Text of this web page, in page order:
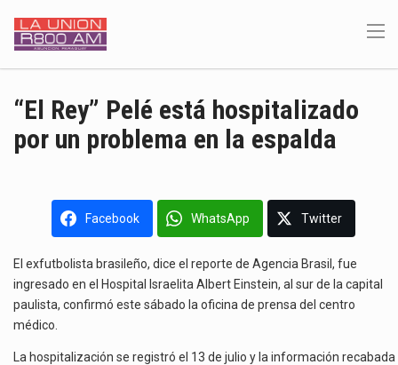
“El Rey” Pelé está hospitalizado
por un problema en la espalda
Facebook WhatsApp Twitter
El exfutbolista brasileño, dice el reporte de Agencia Brasil, fue
ingresado en el Hospital Israelita Albert Einstein, al sur de la capital
paulista, confirmó este sábado la oficina de prensa del centro
médico.
La hospitalización se registró el 13 de julio y la información recabada